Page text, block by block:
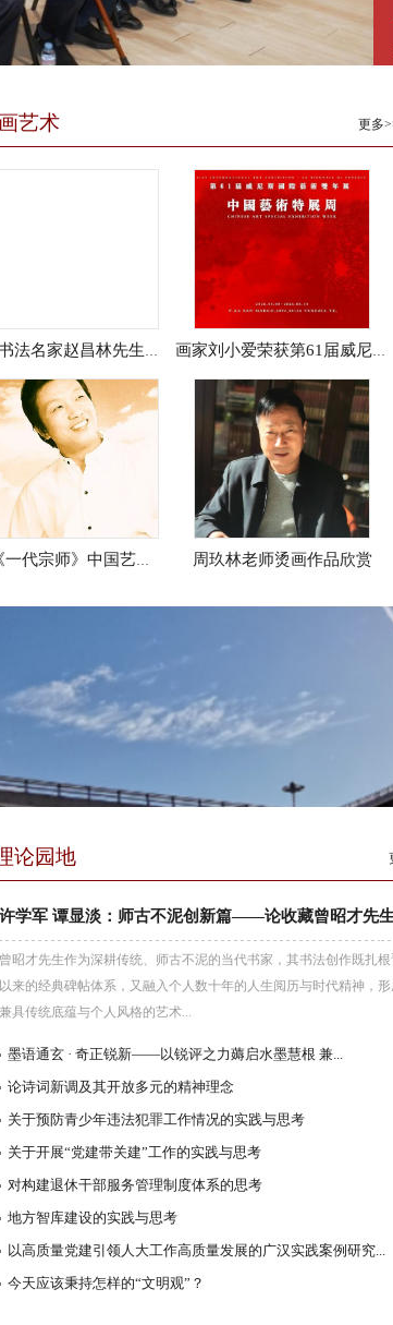
艺术 更多
法名家赵昌林先生
画家刘小爱荣获第61届威尼斯
国际艺术双年展中国艺术特展
周金匠奖
一代宗师》中国艺坛
周玖林老师烫画作品欣赏
论园地
许学军 谭显淡：师古不泥创新篇——论收藏曾昭才先
曾昭才先生作为深耕传统、师古不泥的当代书家，其书法创作既扎根
以来的经典碑帖体系，又融入个人数十年的人生阅历与时代精神，形
兼具传统底蕴与个人风格的艺术...
墨语通玄 · 奇正锐新——以锐评之力薅启水墨慧根 兼...
论诗词新调及其开放多元的精神理念
关于预防青少年违法犯罪工作情况的实践与思考
关于开展“党建带关建”工作的实践与思考
对构建退休干部服务管理制度体系的思考
地方智库建设的实践与思考
以高质量党建引领人大工作高质量发展的广汉实践案例研究...
今天应该秉持怎样的“文明观”？